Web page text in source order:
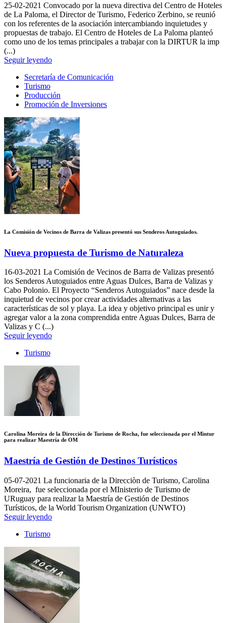
25-02-2021 Convocado por la nueva directiva del Centro de Hoteles
de La Paloma, el Director de Turismo, Federico Zerbino, se reunió
con los referentes de la asociación intercambiando inquietudes y
propuestas de trabajo. El Centro de Hoteles de La Paloma planteó
como uno de los temas principales a trabajar con la DIRTUR la imp
(...)
Seguir leyendo
Secretaría de Comunicación
Turismo
Producción
Promoción de Inversiones
La Comisión de Vecinos de Barra de Valizas presentó sus Senderos Autoguiados.
Nueva propuesta de Turismo de Naturaleza
16-03-2021 La Comisión de Vecinos de Barra de Valizas presentó
los Senderos Autoguiados entre Aguas Dulces, Barra de Valizas y
Cabo Polonio. El Proyecto “Senderos Autoguiados” nace desde la
inquietud de vecinos por crear actividades alternativas a las
características de sol y playa. La idea y objetivo principal es unir y
agregar valor a la zona comprendida entre Aguas Dulces, Barra de
Valizas y C (...)
Seguir leyendo
Turismo
Carolina Moreira de la Dirección de Turismo de Rocha, fue seleccionada por el Mintur
para realizar Maestría de OM
Maestría de Gestión de Destinos Turísticos
05-07-2021 La funcionaria de la Direcciòn de Turismo, Carolina
Moreira, fue seleccionada por el MInisterio de Turismo de
URuguay para realizar la Maestría de Gestión de Destinos
Turísticos, de la World Tourism Organization (UNWTO)
Seguir leyendo
Turismo